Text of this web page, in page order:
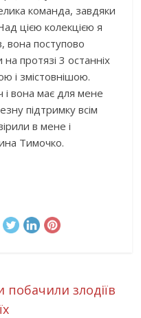
команда, завдяки
цією колекцією я
вона поступово
протязі 3 останніх
і змістовнішою.
і вона має для мене
підтримку всім
в мене і
Тимочко.
злодіїв